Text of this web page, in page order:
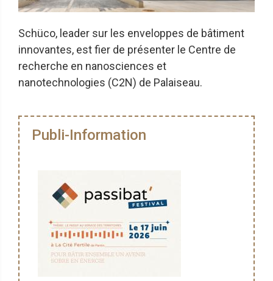
Schüco, leader sur les enveloppes de bâtiment
innovantes, est fier de présenter le Centre de
recherche en nanosciences et
nanotechnologies (C2N) de Palaiseau.
Publi-Information